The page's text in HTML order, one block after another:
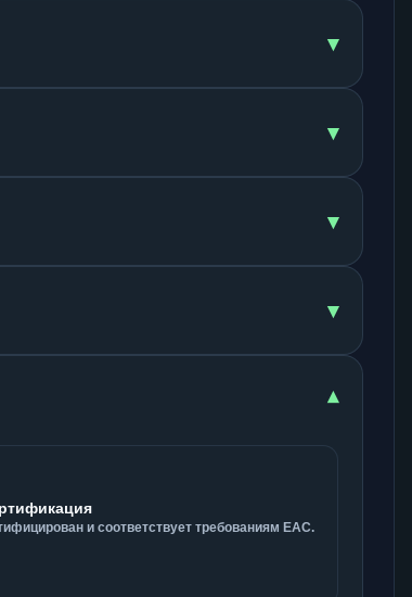
▾
▾
▾
▾
▾
и соответствует требованиям ЕАС.